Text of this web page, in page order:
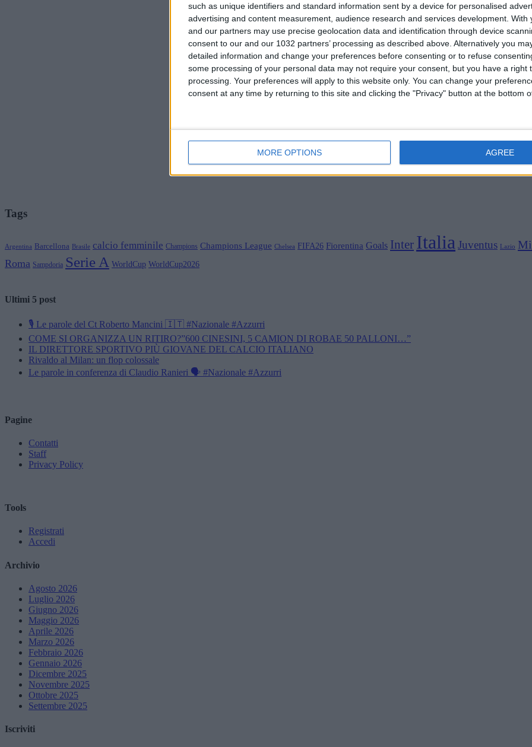
such as unique identifiers and standard information sent by a device for personalised
advertising and content measurement, audience research and services development. With
and our partners may use precise geolocation data and identification through device
consent to our and our 1032 partners’ processing as described above. Alternatively you
detailed information and change your preferences before consenting or to refuse
some processing of your personal data may not require your consent, but you have a right
processing. Your preferences will apply to this website only. You can change your
consent at any time by returning to this site and clicking the "Privacy" button at the bottom
MORE OPTIONS AGREE
Tags
Argentina Barcellona Brasile calcio femminile Champions Champions League Chelsea FIFA26 Fiorentina Goals Inter Italia Juventus Lazio
Roma Sampdoria Serie A WorldCup WorldCup2026
Ultimi 5 post
🎙️ Le parole del Ct Roberto Mancini 🇮🇹 #Nazionale #Azzurri
COME SI ORGANIZZA UN RITIRO?”600 CINESINI, 5 CAMION DI ROBAE 50 PALLONI…”
IL DIRETTORE SPORTIVO PIÙ GIOVANE DEL CALCIO ITALIANO
Rivaldo al Milan: un flop colossale
Le parole in conferenza di Claudio Ranieri 🗣️ #Nazionale #Azzurri
Pagine
Contatti
Staff
Privacy Policy
Tools
Registrati
Accedi
Archivio
Agosto 2026
Luglio 2026
Giugno 2026
Maggio 2026
Aprile 2026
Marzo 2026
Febbraio 2026
Gennaio 2026
Dicembre 2025
Novembre 2025
Ottobre 2025
Settembre 2025
Iscriviti